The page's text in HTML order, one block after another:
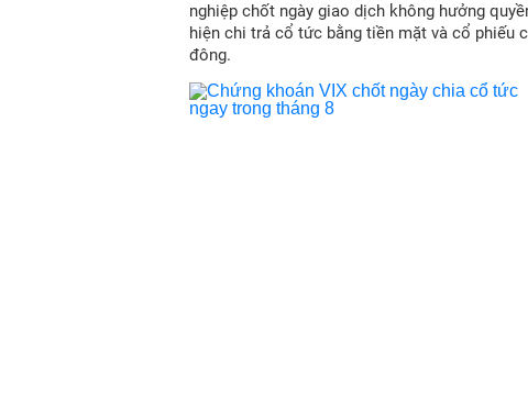
nghiệp chốt ngày giao dịch không hưởng
hiện chi trả cổ tức bằng tiền mặt và cổ phiếu
đông.